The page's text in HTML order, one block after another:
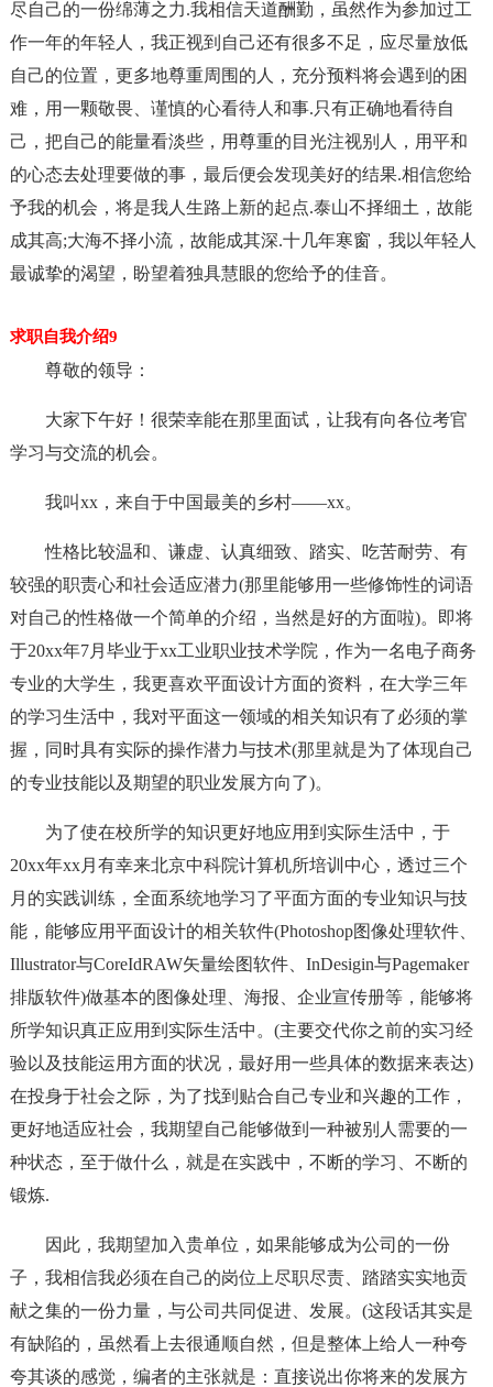
尽自己的一份绵薄之力.我相信天道酬勤，虽然作为参加过工
作一年的年轻人，我正视到自己还有很多不足，应尽量放低
自己的位置，更多地尊重周围的人，充分预料将会遇到的困
难，用一颗敬畏、谨慎的心看待人和事.只有正确地看待自
己，把自己的能量看淡些，用尊重的目光注视别人，用平和
的心态去处理要做的事，最后便会发现美好的结果.相信您给
予我的机会，将是我人生路上新的起点.泰山不择细土，故能
成其高;大海不择小流，故能成其深.十几年寒窗，我以年轻人
最诚挚的渴望，盼望着独具慧眼的您给予的佳音。
求职自我介绍9
尊敬的领导：
大家下午好！很荣幸能在那里面试，让我有向各位考官
学习与交流的机会。
我叫xx，来自于中国最美的乡村——xx。
性格比较温和、谦虚、认真细致、踏实、吃苦耐劳、有
较强的职责心和社会适应潜力(那里能够用一些修饰性的词语
对自己的性格做一个简单的介绍，当然是好的方面啦)。即将
于20xx年7月毕业于xx工业职业技术学院，作为一名电子商务
专业的大学生，我更喜欢平面设计方面的资料，在大学三年
的学习生活中，我对平面这一领域的相关知识有了必须的掌
握，同时具有实际的操作潜力与技术(那里就是为了体现自己
的专业技能以及期望的职业发展方向了)。
为了使在校所学的知识更好地应用到实际生活中，于
20xx年xx月有幸来北京中科院计算机所培训中心，透过三个
月的实践训练，全面系统地学习了平面方面的专业知识与技
能，能够应用平面设计的相关软件(Photoshop图像处理软件、
Illustrator与CoreIdRAW矢量绘图软件、InDesigin与Pagemaker
排版软件)做基本的图像处理、海报、企业宣传册等，能够将
所学知识真正应用到实际生活中。(主要交代你之前的实习经
验以及技能运用方面的状况，最好用一些具体的数据来表达)
在投身于社会之际，为了找到贴合自己专业和兴趣的工作，
更好地适应社会，我期望自己能够做到一种被别人需要的一
种状态，至于做什么，就是在实践中，不断的学习、不断的
锻炼.
因此，我期望加入贵单位，如果能够成为公司的一份
子，我相信我必须在自己的岗位上尽职尽责、踏踏实实地贡
献之集的一份力量，与公司共同促进、发展。(这段话其实是
有缺陷的，虽然看上去很通顺自然，但是整体上给人一种夸
夸其谈的感觉，编者的主张就是：直接说出你将来的发展方